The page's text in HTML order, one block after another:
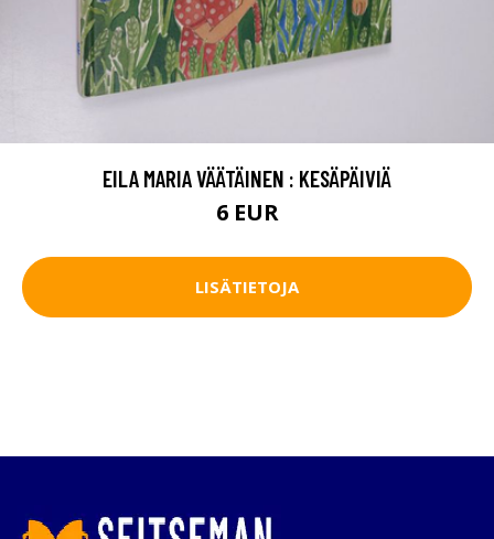
EILA MARIA VÄÄTÄINEN : KESÄPÄIVIÄ
6 EUR
LISÄTIETOJA